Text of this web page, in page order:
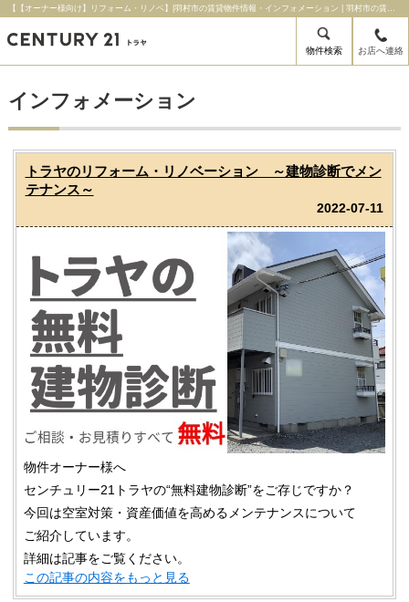
【【オーナー様向け】リフォーム・リノベ】|羽村市の賃貸物件情報・インフォメーション | 羽村市の賃貸はセンチュリー21トラヤにお任せ下さい！
物件検索 お店へ連絡
インフォメーション
トラヤのリフォーム・リノベーション ～建物診断でメン
テナンス～
2022-07-11
物件オーナー様へ
センチュリー21トラヤの“無料建物診断”をご存じですか？
今回は空室対策・資産価値を高めるメンテナンスについて
ご紹介しています。
詳細は記事をご覧ください。
この記事の内容をもっと見る